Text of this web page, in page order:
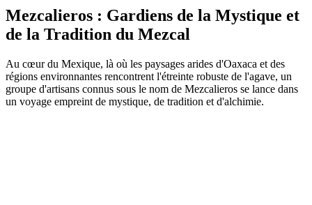
Mezcalieros : Gardiens de la Mystique et
de la Tradition du Mezcal
Au cœur du Mexique, là où les paysages arides d'Oaxaca et des
régions environnantes rencontrent l'étreinte robuste de l'agave, un
groupe d'artisans connus sous le nom de Mezcalieros se lance dans
un voyage empreint de mystique, de tradition et d'alchimie.